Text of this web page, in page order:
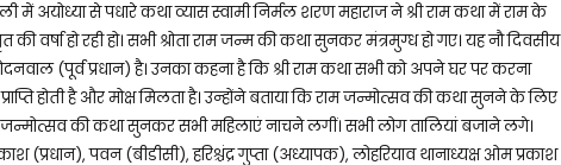
में अयोध्या से पधारे कथा व्यास स्वामी निर्मल शरण महाराज ने श्री राम कथा में राम के
हो रही हो। सभी श्रोता राम जन्म की कथा सुनकर मंत्रमुग्ध हो गए। यह नौ दिवसीय
(पूर्व प्रधान) है। उनका कहना है कि श्री राम कथा सभी को अपने घर पर करना
होती है और मोक्ष मिलता है। उन्होंने बताया कि राम जन्मोत्सव की कथा सुनने के लिए
की कथा सुनकर सभी महिलाएं नाचने लगीं। सभी लोग तालियां बजाने लगे।
पवन (बीडीसी), हरिश्चंद्र गुप्ता (अध्यापक), लोहरियाव थानाध्यक्ष ओम प्रकाश